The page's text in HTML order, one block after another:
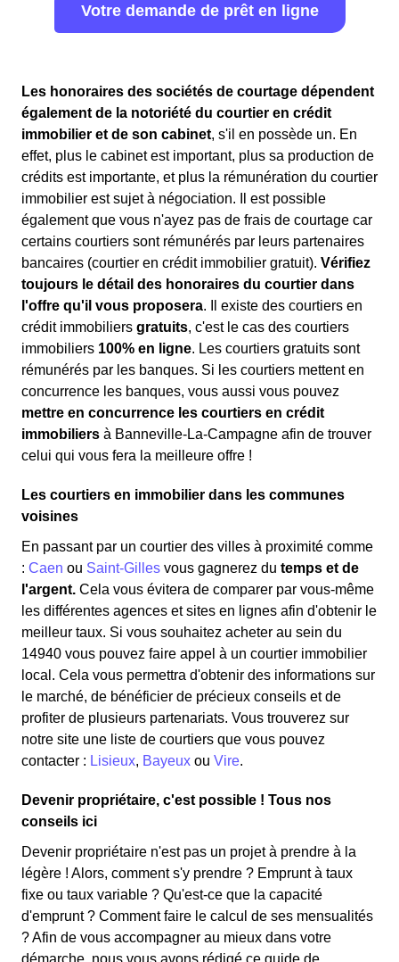
Votre demande de prêt en ligne
Les honoraires des sociétés de courtage dépendent
également de la notoriété du courtier en crédit
immobilier et de son cabinet, s'il en possède un. En
effet, plus le cabinet est important, plus sa production de
crédits est importante, et plus la rémunération du courtier
immobilier est sujet à négociation. Il est possible
également que vous n'ayez pas de frais de courtage car
certains courtiers sont rémunérés par leurs partenaires
bancaires (courtier en crédit immobilier gratuit). Vérifiez
toujours le détail des honoraires du courtier dans
l'offre qu'il vous proposera. Il existe des courtiers en
crédit immobiliers gratuits, c'est le cas des courtiers
immobiliers 100% en ligne. Les courtiers gratuits sont
rémunérés par les banques. Si les courtiers mettent en
concurrence les banques, vous aussi vous pouvez
mettre en concurrence les courtiers en crédit
immobiliers à Banneville-La-Campagne afin de trouver
celui qui vous fera la meilleure offre !
Les courtiers en immobilier dans les communes
voisines
En passant par un courtier des villes à proximité comme
: Caen ou Saint-Gilles vous gagnerez du temps et de
l'argent. Cela vous évitera de comparer par vous-même
les différentes agences et sites en lignes afin d'obtenir le
meilleur taux. Si vous souhaitez acheter au sein du
14940 vous pouvez faire appel à un courtier immobilier
local. Cela vous permettra d'obtenir des informations sur
le marché, de bénéficier de précieux conseils et de
profiter de plusieurs partenariats. Vous trouverez sur
notre site une liste de courtiers que vous pouvez
contacter : Lisieux, Bayeux ou Vire.
Devenir propriétaire, c'est possible ! Tous nos
conseils ici
Devenir propriétaire n'est pas un projet à prendre à la
légère ! Alors, comment s'y prendre ? Emprunt à taux
fixe ou taux variable ? Qu'est-ce que la capacité
d'emprunt ? Comment faire le calcul de ses mensualités
? Afin de vous accompagner au mieux dans votre
démarche, nous vous avons rédigé ce guide de